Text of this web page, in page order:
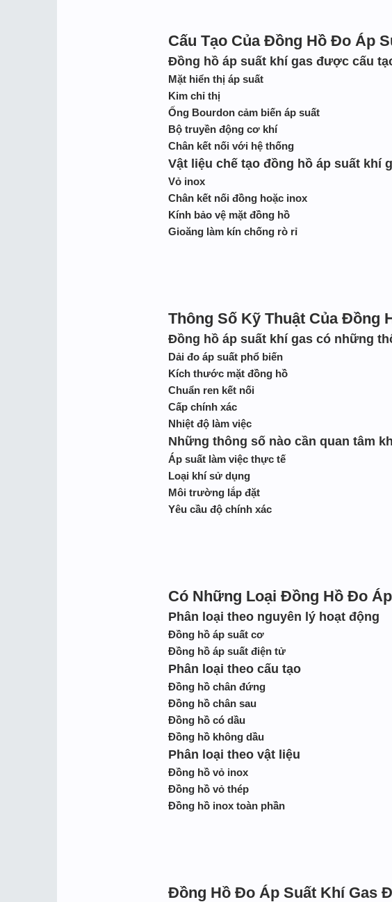
Cấu Tạo Của Đồng Hồ Đo Áp
Đồng hồ áp suất khí gas được cấu
Mặt hiển thị áp suất
Kim chỉ thị
Ống Bourdon cảm biến áp suất
Bộ truyền động cơ khí
Chân kết nối với hệ thống
Vật liệu chế tạo đồng hồ áp suất khí
Vỏ inox
Chân kết nối đồng hoặc inox
Kính bảo vệ mặt đồng hồ
Gioăng làm kín chống rò rỉ
Thông Số Kỹ Thuật Của Đồng
Đồng hồ áp suất khí gas có những
Dải đo áp suất phổ biến
Kích thước mặt đồng hồ
Chuẩn ren kết nối
Cấp chính xác
Nhiệt độ làm việc
Những thông số nào cần quan tâm
Áp suất làm việc thực tế
Loại khí sử dụng
Môi trường lắp đặt
Yêu cầu độ chính xác
Có Những Loại Đồng Hồ Đo
Phân loại theo nguyên lý hoạt động
Đồng hồ áp suất cơ
Đồng hồ áp suất điện tử
Phân loại theo cấu tạo
Đồng hồ chân đứng
Đồng hồ chân sau
Đồng hồ có dầu
Đồng hồ không dầu
Phân loại theo vật liệu
Đồng hồ vỏ inox
Đồng hồ vỏ thép
Đồng hồ inox toàn phần
Đồng Hồ Đo Áp Suất Khí Gas